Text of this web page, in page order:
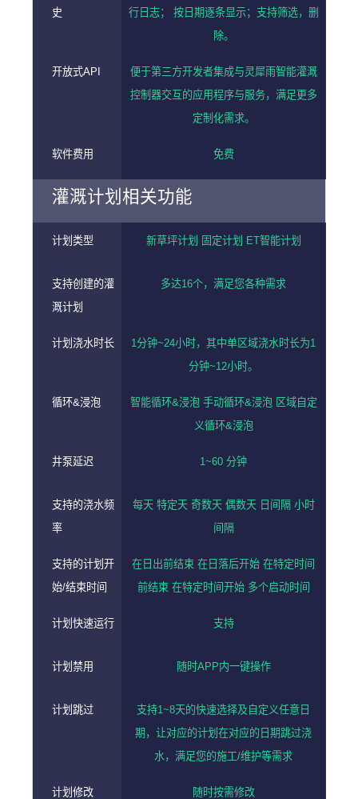
史
行日志； 按日期逐条显示；支持筛选，删
除。
开放式API
便于第三方开发者集成与灵犀雨智能灌溉
控制器交互的应用程序与服务，满足更多
定制化需求。
软件费用 免费
灌溉计划相关功能
计划类型 新草坪计划 固定计划 ET智能计划
支持创建的灌
溉计划
多达16个，满足您各种需求
计划浇水时长
1分钟~24小时，其中单区域浇水时长为1
分钟~12小时。
循环&浸泡
智能循环&浸泡 手动循环&浸泡 区域自定
义循环&浸泡
井泵延迟 1~60 分钟
支持的浇水频
率
每天 特定天 奇数天 偶数天 日间隔 小时
间隔
支持的计划开
始/结束时间
在日出前结束 在日落后开始 在特定时间
前结束 在特定时间开始 多个启动时间
计划快速运行 支持
计划禁用 随时APP内一键操作
计划跳过
支持1~8天的快速选择及自定义任意日
期，让对应的计划在对应的日期跳过浇
水，满足您的施工/维护等需求
计划修改 随时按需修改